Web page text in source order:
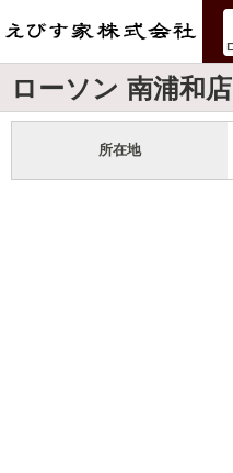
ローソン 南浦和店
所在地